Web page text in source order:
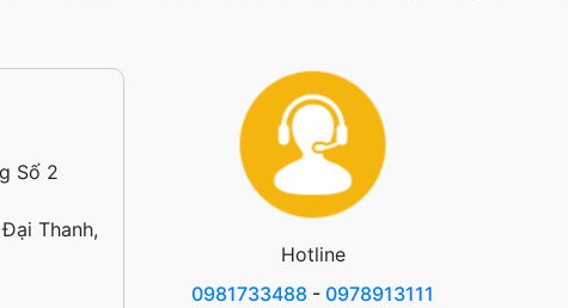
Số 2
Thanh,
Hotline
0981733488 - 0978913111